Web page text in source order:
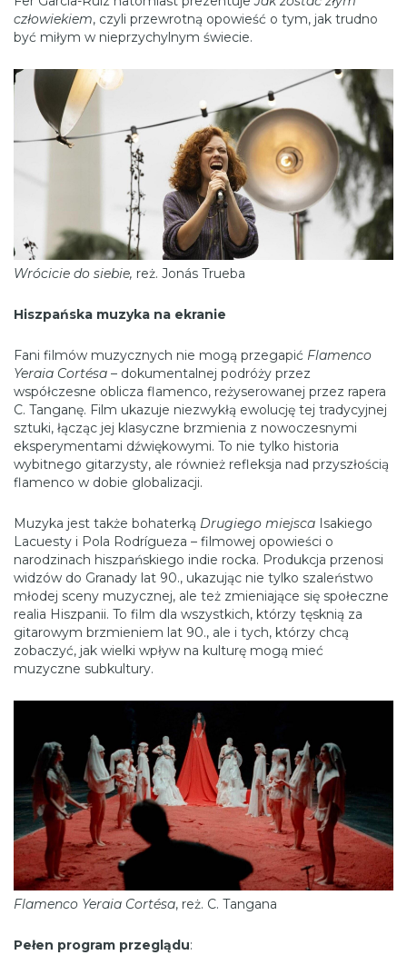
człowiekiem, czyli przewrotną opowieść o tym, jak trudno
być miłym w nieprzychylnym świecie.
Wrócicie do siebie, reż. Jonás Trueba
Hiszpańska muzyka na ekranie
Fani filmów muzycznych nie mogą przegapić Flamenco
Yeraia Cortésa – dokumentalnej podróży przez
współczesne oblicza flamenco, reżyserowanej przez rapera
C. Tanganę. Film ukazuje niezwykłą ewolucję tej tradycyjnej
sztuki, łącząc jej klasyczne brzmienia z nowoczesnymi
eksperymentami dźwiękowymi. To nie tylko historia
wybitnego gitarzysty, ale również refleksja nad przyszłością
flamenco w dobie globalizacji.
Muzyka jest także bohaterką Drugiego miejsca Isakiego
Lacuesty i Pola Rodrígueza – filmowej opowieści o
narodzinach hiszpańskiego indie rocka. Produkcja przenosi
widzów do Granady lat 90., ukazując nie tylko szaleństwo
młodej sceny muzycznej, ale też zmieniające się społeczne
realia Hiszpanii. To film dla wszystkich, którzy tęsknią za
gitarowym brzmieniem lat 90., ale i tych, którzy chcą
zobaczyć, jak wielki wpływ na kulturę mogą mieć
muzyczne subkultury.
Flamenco Yeraia Cortésa, reż. C. Tangana
Pełen program przeglądu: